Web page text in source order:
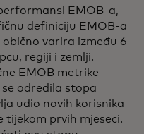
EMOB-a,
definiciju EMOB-a
varira između 6
regiji i zemlji.
EMOB metrike
odredila stopa
udio novih korisnika
tijekom prvih mjeseci.